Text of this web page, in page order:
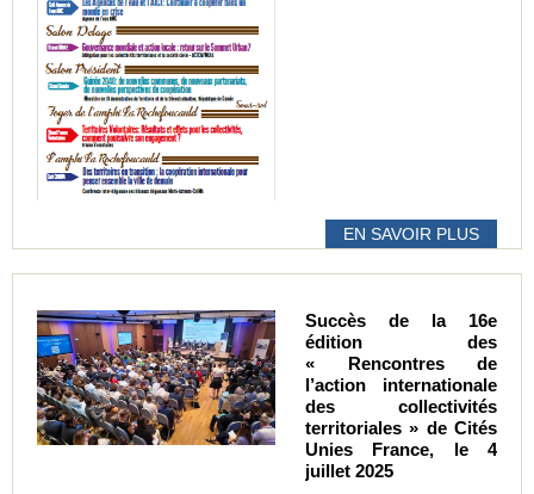
EN SAVOIR PLUS
Succès de la 16e
édition des
« Rencontres de
l’action internationale
des collectivités
territoriales » de Cités
Unies France, le 4
juillet 2025